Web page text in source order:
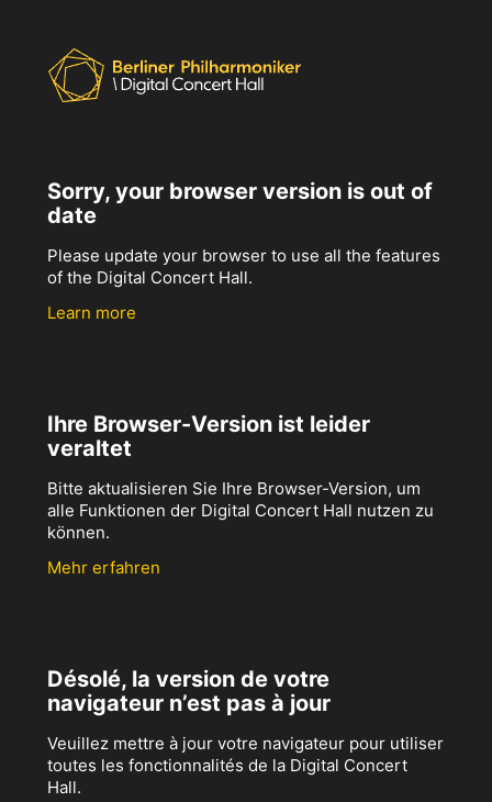
Sorry, your browser version is out of
date
Please update your browser to use all the features
of the Digital Concert Hall.
Learn more
Ihre Browser-Version ist leider
veraltet
Bitte aktualisieren Sie Ihre Browser-Version, um
alle Funktionen der Digital Concert Hall nutzen zu
können.
Mehr erfahren
Désolé, la version de votre
navigateur n’est pas à jour
Veuillez mettre à jour votre navigateur pour utiliser
toutes les fonctionnalités de la Digital Concert
Hall.